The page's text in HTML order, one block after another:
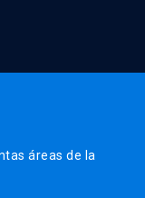
áreas de la